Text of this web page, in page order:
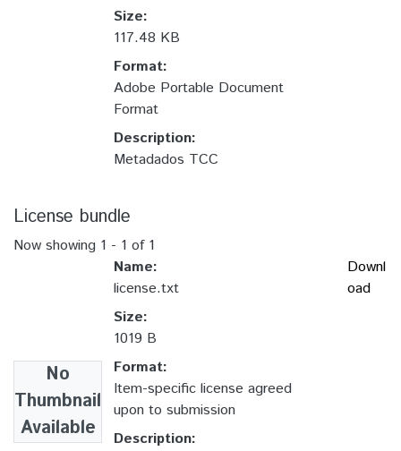
Size:
117.48 KB
Format:
Adobe Portable Document
Format
Description:
Metadados TCC
License bundle
Now showing 1 - 1 of 1
No
Thumbnail
Available
Name:
license.txt
Size:
1019 B
Format:
Item-specific license agreed
upon to submission
Description:
Downl
oad